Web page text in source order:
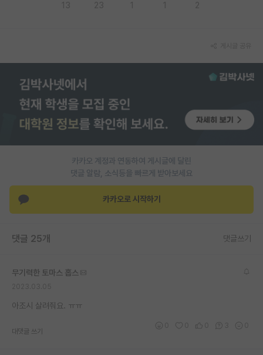
반도체 아카데미
카카오 계정과 연동하여 게시글에 달린
댓글 알람, 소식등을 빠르게 받아보세요
카카오로 시작하기
댓글 25개 댓글쓰기
무기력한 토마스 홉스
아조시 살려줘요. ㅠㅠ
대댓글 쓰기